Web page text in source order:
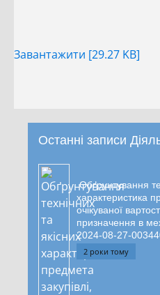
Завантажити [29.27 KB]
Останні записи
Обґрунтування
характеристика
очікуваної
призначення в
2024-08-27-
2 роки тому